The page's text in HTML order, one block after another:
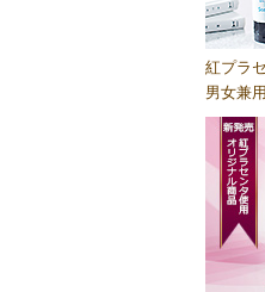
紅プラ
男女兼